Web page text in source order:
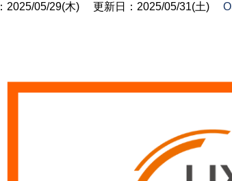
2025/05/29(木) 更新日：2025/05/31(土)